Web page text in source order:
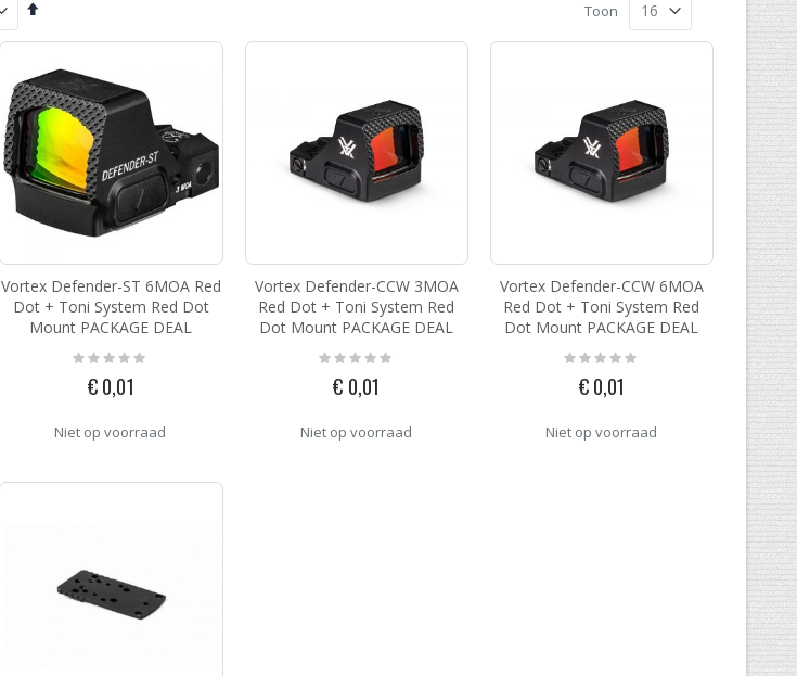
Van
naar
laag
sorteren
Toon
Vortex Defender-ST 6MOA Red
Dot + Toni System Red Dot
Mount PACKAGE DEAL
Rating:
0%
€ 0,01
Niet op voorraad
Vortex Defender-CCW 3MOA
Red Dot + Toni System Red
Dot Mount PACKAGE DEAL
Rating:
0%
€ 0,01
Niet op voorraad
Vortex Defender-CCW 6MOA
Red Dot + Toni System Red
Dot Mount PACKAGE DEAL
Rating:
0%
€ 0,01
Niet op voorraad